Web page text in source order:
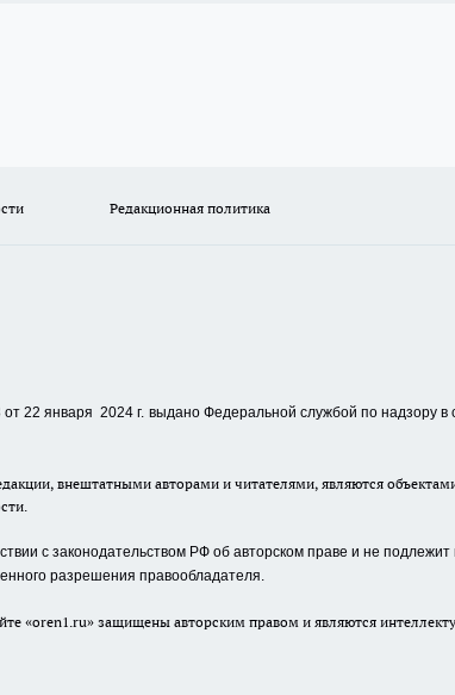
Редакционная политика
22 января 2024 г. выдано Федеральной службой по надзору
внештатными авторами и читателями, являются
с законодательством РФ об авторском праве и не
разрешения правообладателя.
«oren1.ru» защищены авторским правом и являются